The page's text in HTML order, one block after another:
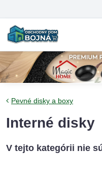
Pevné disky a boxy
Interné disky